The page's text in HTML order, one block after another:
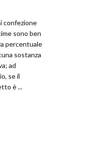
confezione
sono ben
percentuale
sostanza
ad
se il
è ...